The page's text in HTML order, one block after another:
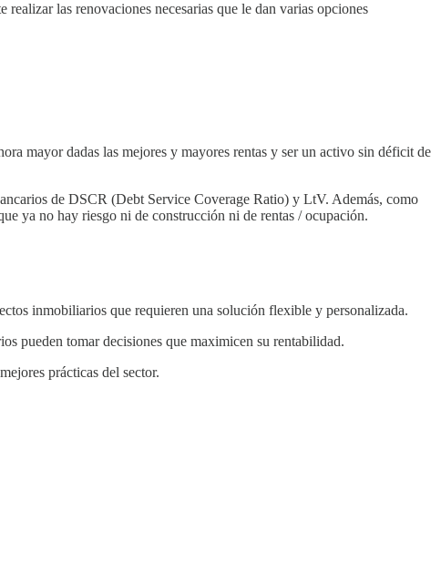
las renovaciones necesarias que le dan varias opciones
mayor dadas las mejores y mayores rentas y ser un activo sin déficit de
de DSCR (Debt Service Coverage Ratio) y LtV. Además, como
ya no hay riesgo ni de construcción ni de rentas / ocupación.
inmobiliarios que requieren una solución flexible y personalizada.
pueden tomar decisiones que maximicen su rentabilidad.
prácticas del sector.